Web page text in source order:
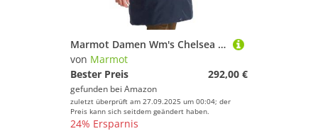
Marmot Damen Wm's Chelsea Coat, Leichte Daunenjacke, wasserdichter Daunenparka, warmer Wintermantel, regendichte Winterjacke, winddichte Funktionsjacke, Outdoorjacke mit Kapuze, Arctic Navy, S
von Marmot
Bester Preis
292,00 €
gefunden bei Amazon
zuletzt überprüft am 27.09.2025 um 00:04; der
Preis kann sich seitdem geändert haben.
24% Ersparnis